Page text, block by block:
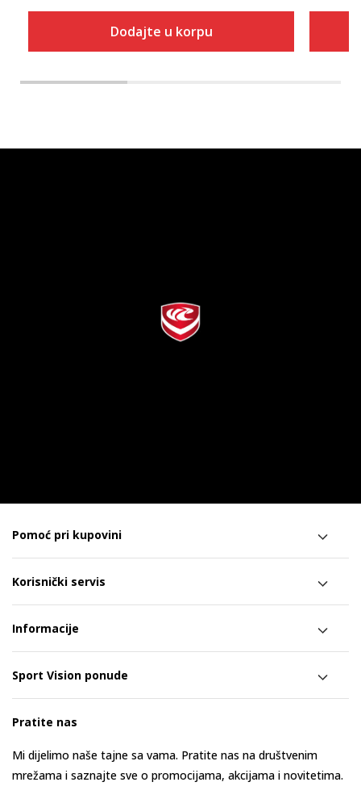
Dodajte u korpu
Pomoć pri kupovini
Korisnički servis
Informacije
Sport Vision ponude
Pratite nas
Mi dijelimo naše tajne sa vama. Pratite nas na društvenim
mrežama i saznajte sve o promocijama, akcijama i novitetima.